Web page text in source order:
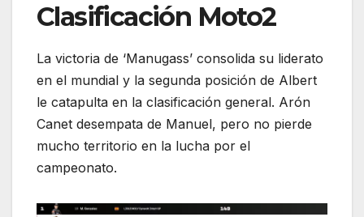
Clasificación Moto2
La victoria de ‘Manugass’ consolida su liderato
en el mundial y la segunda posición de Albert
le catapulta en la clasificación general. Arón
Canet desempata de Manuel, pero no pierde
mucho territorio en la lucha por el
campeonato.